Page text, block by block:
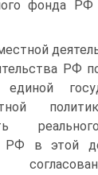
фонда
РФ
РФ в этой